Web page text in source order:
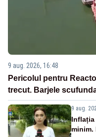
9 aug. 2026, 16:48
Pericolul pentru
trecut. Barjele
9 aug.
Inflația
minim.